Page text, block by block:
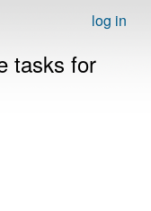
log in
tasks for